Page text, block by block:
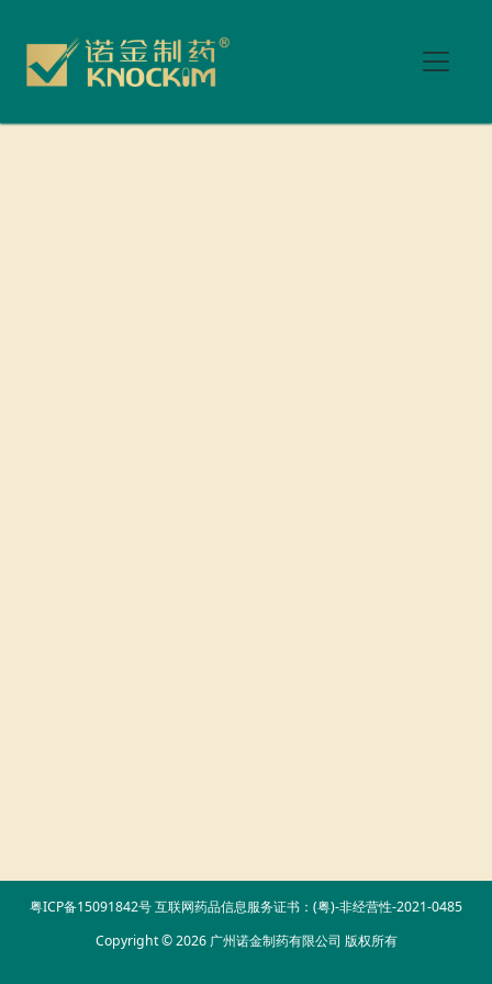
粤ICP备15091842号互联网药品信息服务证书：(粤)-非经营性-2021-0485
Copyright © 2026 广州诺金制药有限公司 版权所有